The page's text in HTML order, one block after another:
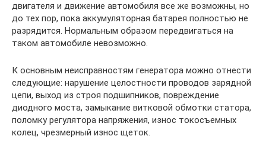
двигателя и движение автомобиля все же возможны, но
до тех пор, пока аккумуляторная батарея полностью не
разрядится. Нормальным образом передвигаться на
таком автомобиле невозможно.
К основным неисправностям генератора можно отнести
следующие: нарушение целостности проводов зарядной
цепи, выход из строя подшипников, повреждение
диодного моста, замыкание витковой обмотки статора,
поломку регулятора напряжения, износ токосъемных
колец, чрезмерный износ щеток.